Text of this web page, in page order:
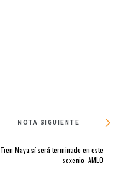
NOTA SIGUIENTE
Tren Maya sí será terminado en este
sexenio: AMLO